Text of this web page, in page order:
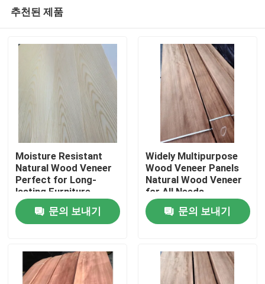
집
제품
추천된 제품
Moisture Resistant
Natural Wood Veneer
Perfect for Long-
lasting Furniture
문의 보내기
Widely Multipurpose
Wood Veneer Panels
Natural Wood Veneer
for All Needs
문의 보내기